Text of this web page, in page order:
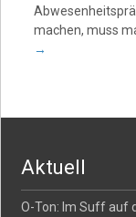
machen, muss
→
Aktuell
O-Ton: Im Suff auf